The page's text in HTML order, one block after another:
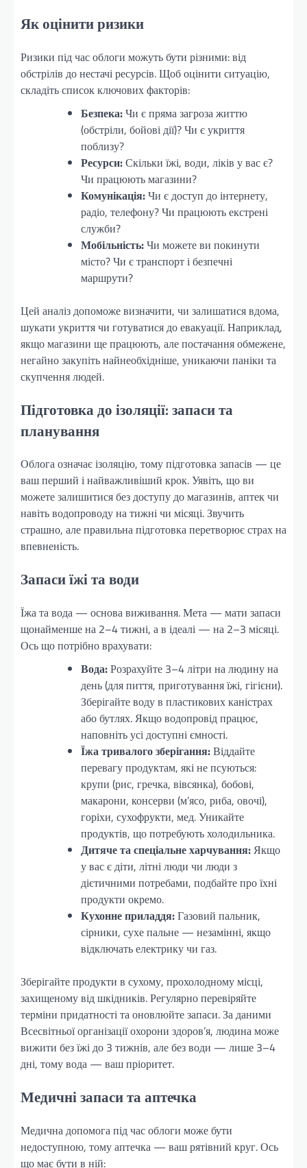
Як оцінити ризики
Ризики під час облоги можуть бути різними: від
обстрілів до нестачі ресурсів. Щоб оцінити ситуацію,
складіть список ключових факторів:
Безпека:Чи є пряма загроза життю
(обстріли, бойові дії)? Чи є укриття
поблизу?
Ресурси:Скільки їжі, води, ліків у вас є?
Чи працюють магазини?
Комунікація:Чи є доступ до інтернету,
радіо, телефону? Чи працюють екстрені
служби?
Мобільність:Чи можете ви покинути
місто? Чи є транспорт і безпечні
маршрути?
Цей аналіз допоможе визначити, чи залишатися вдома,
шукати укриття чи готуватися до евакуації. Наприклад,
якщо магазини ще працюють, але постачання обмежене,
негайно закупіть найнеобхідніше, уникаючи паніки та
скупчення людей.
Підготовка до ізоляції: запаси та
планування
Облога означає ізоляцію, тому підготовка запасів — це
ваш перший і найважливіший крок. Уявіть, що ви
можете залишитися без доступу до магазинів, аптек чи
навіть водопроводу на тижні чи місяці. Звучить
страшно, але правильна підготовка перетворює страх на
впевненість.
Запаси їжі та води
Їжа та вода — основа виживання. Мета — мати запаси
щонайменше на 2–4 тижні, а в ідеалі — на 2–3 місяці.
Ось що потрібно врахувати:
Вода:Розрахуйте 3–4 літри на людину на
день (для пиття, приготування їжі, гігієни).
Зберігайте воду в пластикових каністрах
або бутлях. Якщо водопровід працює,
наповніть усі доступні ємності.
Їжа тривалого зберігання:Віддайте
перевагу продуктам, які не псуються:
крупи (рис, гречка, вівсянка), бобові,
макарони, консерви (м’ясо, риба, овочі),
горіхи, сухофрукти, мед. Уникайте
продуктів, що потребують холодильника.
Дитяче та спеціальне харчування:Якщо
у вас є діти, літні люди чи люди з
дієтичними потребами, подбайте про їхні
продукти окремо.
Кухонне приладдя:Газовий пальник,
сірники, сухе пальне — незамінні, якщо
відключать електрику чи газ.
Зберігайте продукти в сухому, прохолодному місці,
захищеному від шкідників. Регулярно перевіряйте
терміни придатності та оновлюйте запаси. За даними
Всесвітньої організації охорони здоров’я, людина може
вижити без їжі до 3 тижнів, але без води — лише 3–4
дні, тому вода — ваш пріоритет.
Медичні запаси та аптечка
Медична допомога під час облоги може бути
недоступною, тому аптечка — ваш рятівний круг. Ось
що має бути в ній: